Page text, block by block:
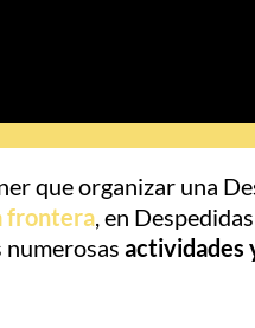
que organizar una
frontera, en
actividades